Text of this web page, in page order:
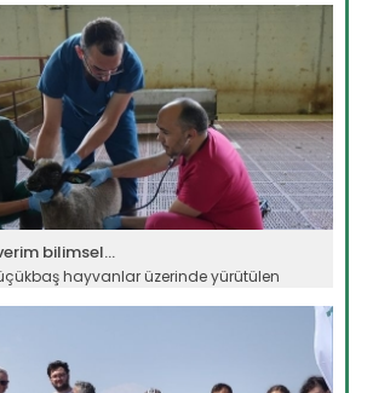
bilimsel...
hayvanlar üzerinde yürütülen